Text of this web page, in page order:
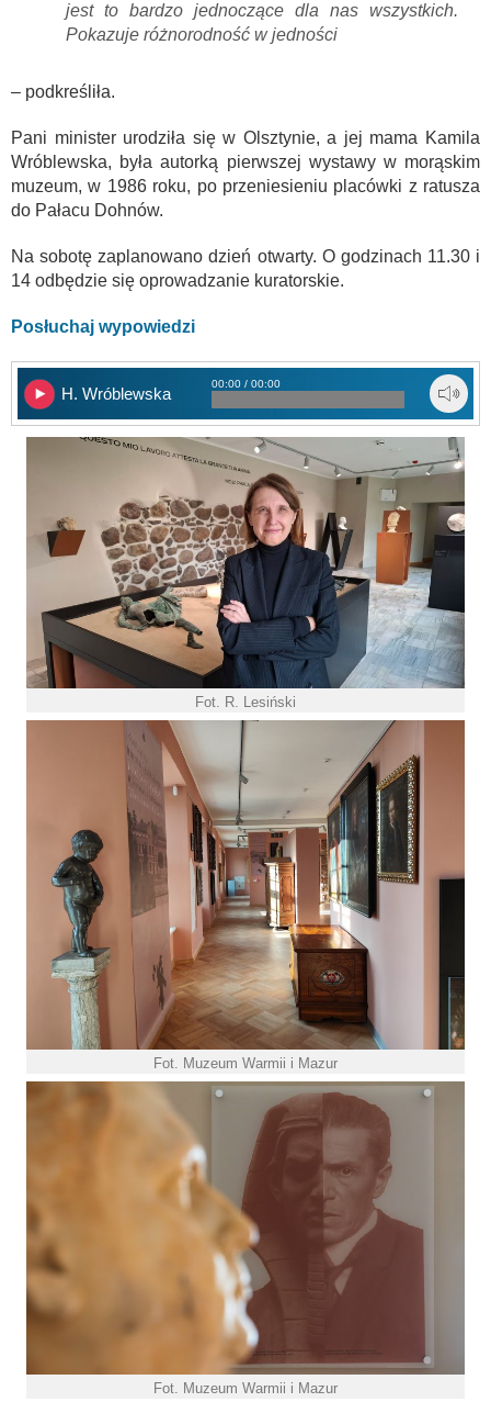
jest to bardzo jednoczące dla nas wszystkich.
Pokazuje różnorodność w jedności
– podkreśliła.
Pani minister urodziła się w Olsztynie, a jej mama Kamila
Wróblewska, była autorką pierwszej wystawy w morąskim
muzeum, w 1986 roku, po przeniesieniu placówki z ratusza
do Pałacu Dohnów.
Na sobotę zaplanowano dzień otwarty. O godzinach 11.30 i
14 odbędzie się oprowadzanie kuratorskie.
Posłuchaj wypowiedzi
H. Wróblewska
00:00 / 00:00
Fot. R. Lesiński
Fot. Muzeum Warmii i Mazur
Fot. Muzeum Warmii i Mazur